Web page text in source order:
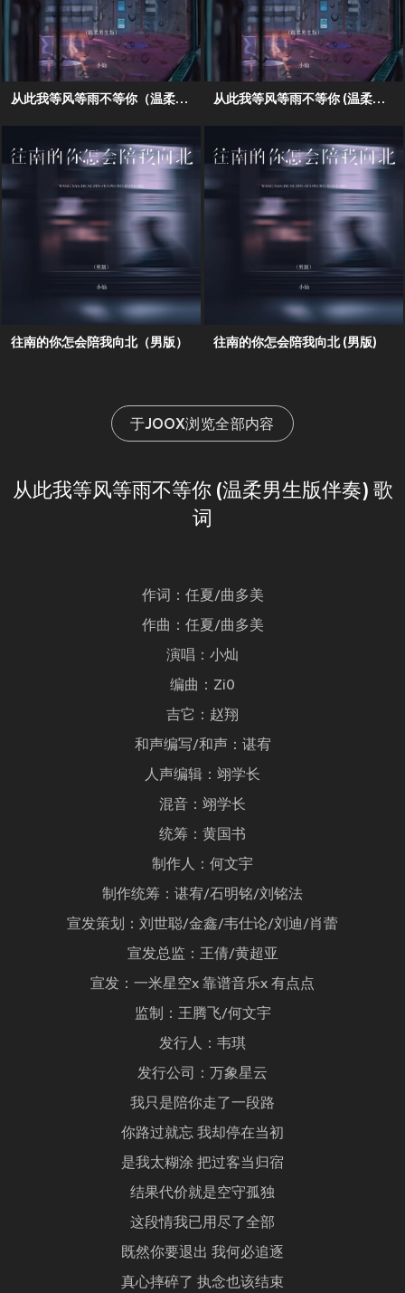
从此我等风等雨不等你（温柔男生版） 从此我等风等雨不等你 (温柔男生版)
往南的你怎会陪我向北（男版） 往南的你怎会陪我向北 (男版)
于JOOX浏览全部内容
从此我等风等雨不等你 (温柔男生版伴奏) 歌
词
作词：任夏/曲多美
作曲：任夏/曲多美
演唱：小灿
编曲：Zi0
吉它：赵翔
和声编写/和声：谌宥
人声编辑：翊学长
混音：翊学长
统筹：黄国书
制作人：何文宇
制作统筹：谌宥/石明铭/刘铭法
宣发策划：刘世聪/金鑫/韦仕论/刘迪/肖蕾
宣发总监：王倩/黄超亚
宣发：一米星空x 靠谱音乐x 有点点
监制：王腾飞/何文宇
发行人：韦琪
发行公司：万象星云
我只是陪你走了一段路
你路过就忘 我却停在当初
是我太糊涂 把过客当归宿
结果代价就是空守孤独
这段情我已用尽了全部
既然你要退出 我何必追逐
真心摔碎了 执念也该结束